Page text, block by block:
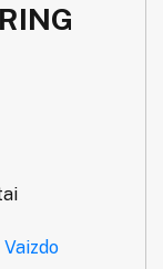
Vaizdo